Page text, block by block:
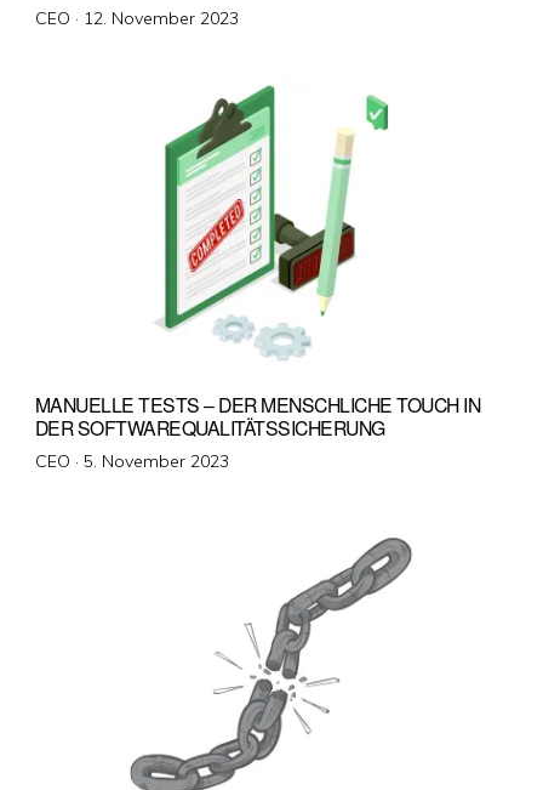
CEO · Veröffentlicht
12. November 2023
MANUELLE TESTS – DER MENSCHLICHE TOUCH IN
DER SOFTWAREQUALITÄTSSICHERUNG
CEO · Veröffentlicht
5. November 2023